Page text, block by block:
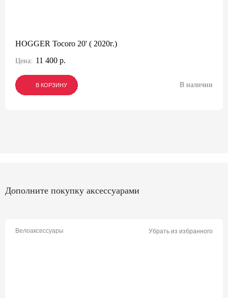
HOGGER Tocoro 20' ( 2020г.)
Цена: 11 400 р.
В КОРЗИНУ
В КОРЗИНУ
В КОРЗИНУ В наличии
Дополните покупку аксессуарами
Велоаксессуары Убрать из избранного